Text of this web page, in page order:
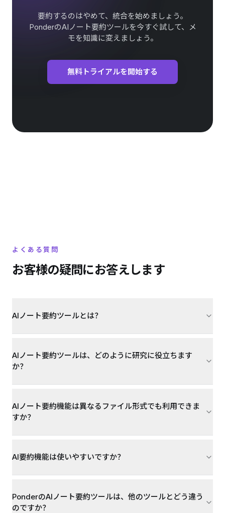
要約するのはやめて、統合を始めましょう。
PonderのAIノート要約ツールを今すぐ試して、メ
モを知識に変えましょう。
無料トライアルを開始する
よくある質問
お客様の疑問にお答えします
AIノート要約ツールとは？
AIノート要約ツールは、どのように研究に役立ちます
か？
AIノート要約機能は異なるファイル形式でも利用できま
すか？
AI要約機能は使いやすいですか？
PonderのAIノート要約ツールは、他のツールとどう違う
のですか？